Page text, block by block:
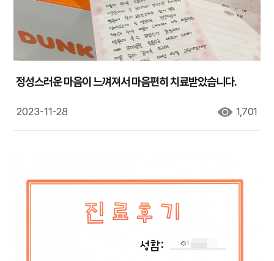
정성스러운 마음이 느껴져서 마음편히 치료받았습니다.
2023-11-28 1,701